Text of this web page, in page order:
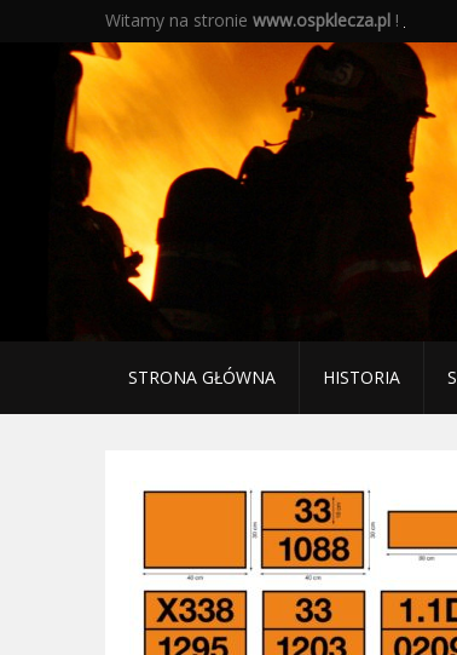
Witamy na stronie www.ospklecza.pl !
STRONA GŁÓWNA HISTORIA